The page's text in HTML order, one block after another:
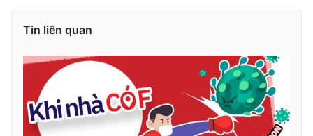
® Cấm sao chép dưới mọi hình thức nếu không có sự chấp
thuận bằng văn bản. Ghi rõ nguồn VTV.vn khi phát hành lại
thông tin từ website này.
Tin liên quan